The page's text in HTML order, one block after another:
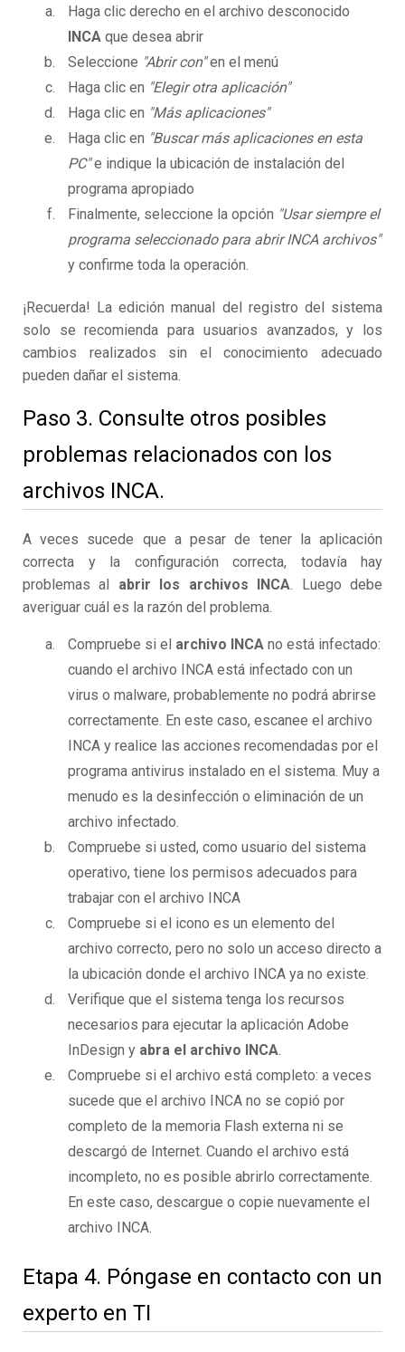
Haga clic derecho en el archivo desconocido
INCA que desea abrir
Seleccione "Abrir con"en el menú
Haga clic en "Elegir otra aplicación"
Haga clic en "Más aplicaciones"
Haga clic en "Buscar más aplicaciones en esta
PC"e indique la ubicación de instalación del
programa apropiado
Finalmente, seleccione la opción "Usar siempre el
programa seleccionado para abrir INCA archivos"
y confirme toda la operación.
¡Recuerda! La edición manual del registro del sistema
solo se recomienda para usuarios avanzados, y los
cambios realizados sin el conocimiento adecuado
pueden dañar el sistema.
Paso 3. Consulte otros posibles
problemas relacionados con los
archivos INCA.
A veces sucede que a pesar de tener la aplicación
correcta y la configuración correcta, todavía hay
problemas al abrir los archivos INCA. Luego debe
averiguar cuál es la razón del problema.
Compruebe si el archivo INCA no está infectado:
cuando el archivo INCA está infectado con un
virus o malware, probablemente no podrá abrirse
correctamente. En este caso, escanee el archivo
INCA y realice las acciones recomendadas por el
programa antivirus instalado en el sistema. Muy a
menudo es la desinfección o eliminación de un
archivo infectado.
Compruebe si usted, como usuario del sistema
operativo, tiene los permisos adecuados para
trabajar con el archivo INCA
Compruebe si el icono es un elemento del
archivo correcto, pero no solo un acceso directo a
la ubicación donde el archivo INCA ya no existe.
Verifique que el sistema tenga los recursos
necesarios para ejecutar la aplicación Adobe
InDesign y abra el archivo INCA.
Compruebe si el archivo está completo: a veces
sucede que el archivo INCA no se copió por
completo de la memoria Flash externa ni se
descargó de Internet. Cuando el archivo está
incompleto, no es posible abrirlo correctamente.
En este caso, descargue o copie nuevamente el
archivo INCA.
Etapa 4. Póngase en contacto con un
experto en TI